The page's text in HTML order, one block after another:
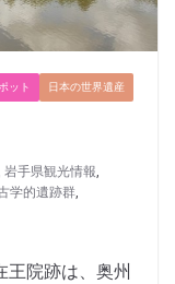
ット 日本の世界遺産
岩手県観光情報,
学的遺跡群,
王院跡は、奥州